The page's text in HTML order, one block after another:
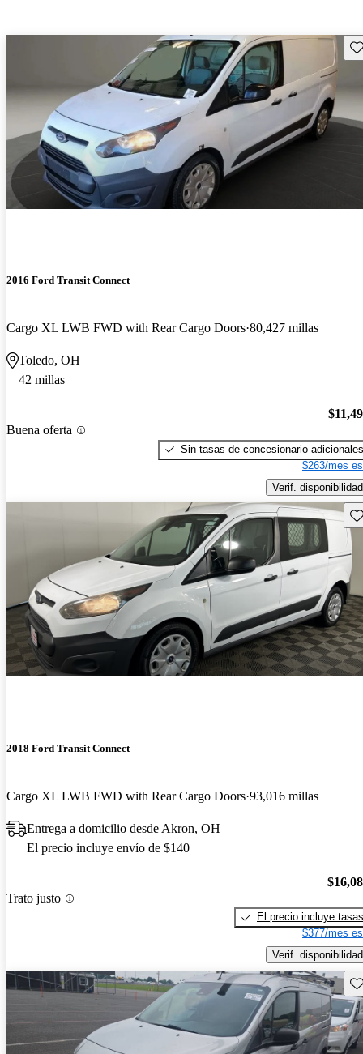
2016 Ford Transit Connect
Cargo XL LWB FWD with Rear Cargo Doors 80,427 millas
Toledo, OH
42 millas
Buena oferta
Sin tasas de concesionario adicionales
$263/mes
Verif. disponibilidad
2018 Ford Transit Connect
Cargo XL LWB FWD with Rear Cargo Doors 93,016 millas
Entrega a domicilio desde Akron, OH
El precio incluye envío de $140
Trato justo
El precio incluye tasas
$377/mes
Verif. disponibilidad